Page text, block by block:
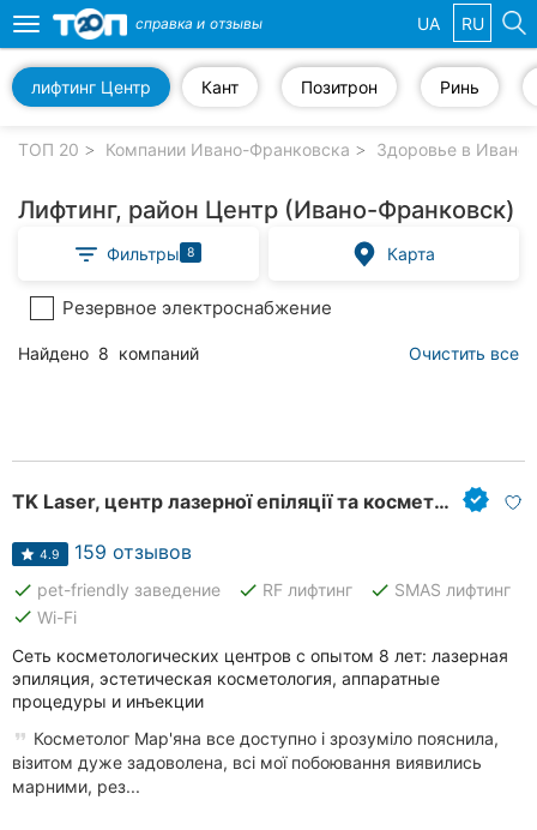
компании
клиники
Частные
клиники
Автошколы
Рестораны
Все
рубрики
Toggle
navigation
справка и отзывы UA RU
Кант Позитрон Ринь
лифтинг Центр
ТОП 20 Компании Ивано-Франковска Здоровье в
Лифтинг, район Центр (Ивано-Франковск)
Фильтры 8 Карта
Резервное электроснабжение
Найдено 8 компаний Очистить все
TK Laser, центр лазерної епіляції та косметології
4.9 159 отзывов
done pet-friendly заведение done RF лифтинг done SMAS лифтинг
done Wi-Fi
Сеть косметологических центров с опытом 8 лет: лазерная
эпиляция, эстетическая косметология, аппаратные
процедуры и инъекции
Косметолог Мар'яна все доступно і зрозуміло пояснила,
візитом дуже задоволена, всі мої побоювання виявились
марними, рез...